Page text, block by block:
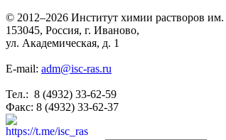
© 2012–2026 Институт химии растворов
153045, Россия, г. Иваново,
ул. Академическая, д. 1
E-mail: adm@isc-ras.ru
Тел.: 8 (4932) 33-62-59
Факс: 8 (4932) 33-62-37